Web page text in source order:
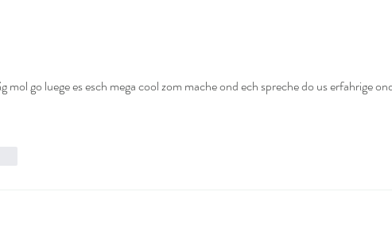
mol go luege es esch mega cool zom mache ond ech spreche do us erfahrige